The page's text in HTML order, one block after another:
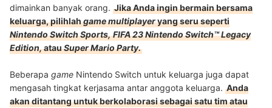
dimainkan banyak orang. Jika Anda ingin bermain bersama
keluarga, pilihlahgame multiplayeryang seru seperti
Nintendo Switch Sports, FIFA 23 Nintendo Switch™ Legacy
Edition,atauSuper Mario Party.
Beberapa game Nintendo Switch untuk keluarga juga dapat
mengasah tingkat kerjasama antar anggota keluarga. Anda
akan ditantang untuk berkolaborasi sebagai satu tim atau